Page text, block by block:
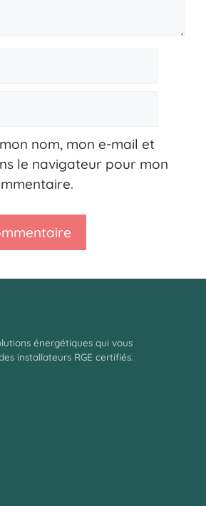
nom, mon e-mail et
le navigateur pour mon
énergétiques qui vous
installateurs RGE certifiés.